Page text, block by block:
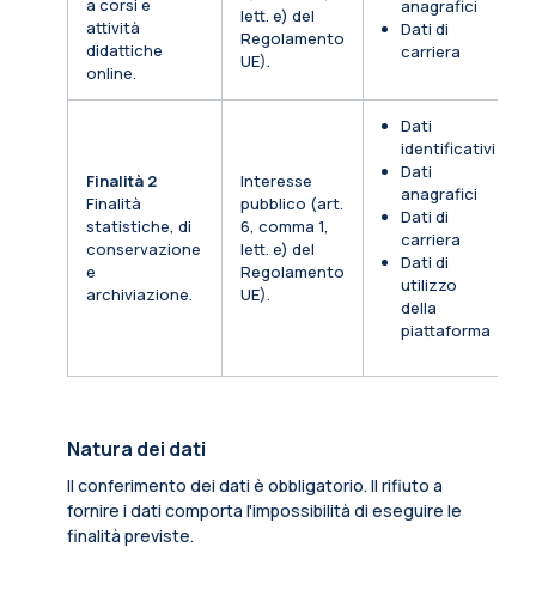
a corsi e
attività
didattiche
online.
lett. e) del
Regolamento
UE).
anagrafici
Dati di
carriera
Finalità 2
Finalità
statistiche, di
conservazione
e
archiviazione.
Interesse
pubblico (art.
6, comma 1,
lett. e) del
Regolamento
UE).
Dati
identificativi
Dati
anagrafici
Dati di
carriera
Dati di
utilizzo
della
piattaforma
Natura dei dati
Il conferimento dei dati è obbligatorio. Il rifiuto a
fornire i dati comporta l'impossibilità di eseguire le
finalità previste.